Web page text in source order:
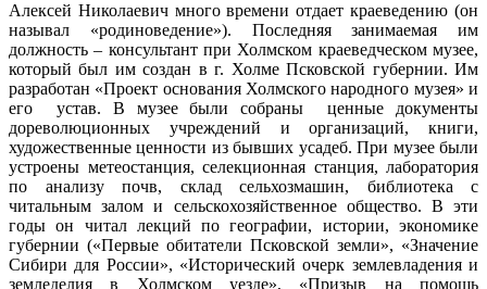
Алексей Николаевич много времени отдает краеведению (он
называл «родиноведение»). Последняя занимаемая им
должность – консультант при Холмском краеведческом музее,
который был им создан в г. Холме Псковской губернии. Им
разработан «Проект основания Холмского народного музея» и
его устав. В музее были собраны ценные документы
дореволюционных учреждений и организаций, книги,
художественные ценности из бывших усадеб. При музее были
устроены метеостанция, селекционная станция, лаборатория
по анализу почв, склад сельхозмашин, библиотека с
читальным залом и сельскохозяйственное общество. В эти
годы он читал лекций по географии, истории, экономике
губернии («Первые обитатели Псковской земли», «Значение
Сибири для России», «Исторический очерк землевладения и
земледелия в Холмском уезде», «Призыв на помощь